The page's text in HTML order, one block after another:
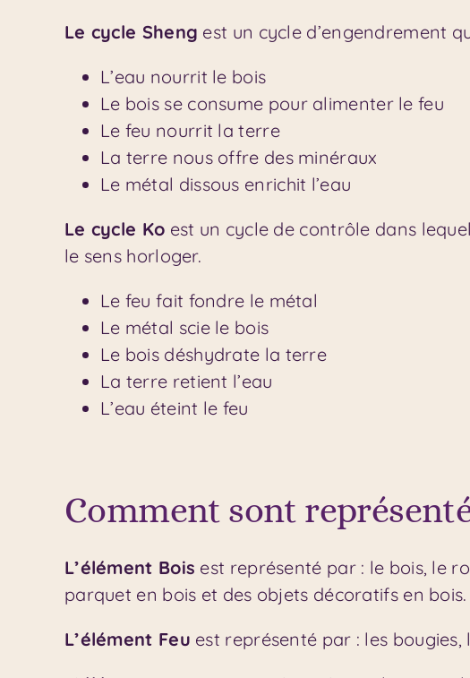
Le cycle Sheng est un cycle d’engendrement
L’eau nourrit le bois
Le bois se consume pour alimenter le feu
Le feu nourrit la terre
La terre nous offre des minéraux
Le métal dissous enrichit l’eau
Le cycle Ko est un cycle de contrôle dans
le sens horloger.
Le feu fait fondre le métal
Le métal scie le bois
Le bois déshydrate la terre
La terre retient l’eau
L’eau éteint le feu
Comment sont
L’élément Bois est représenté par : le bois, le
parquet en bois et des objets décoratifs en bois.
L’élément Feu est représenté par : les bougies,